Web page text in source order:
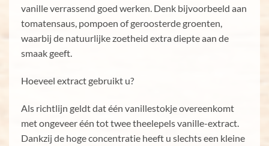
vanille verrassend goed werken. Denk bijvoorbeeld aan
tomatensaus, pompoen of geroosterde groenten,
waarbij de natuurlijke zoetheid extra diepte aan de
smaak geeft.
Hoeveel extract gebruikt u?
Als richtlijn geldt dat één vanillestokje overeenkomt
met ongeveer één tot twee theelepels vanille-extract.
Dankzij de hoge concentratie heeft u slechts een kleine